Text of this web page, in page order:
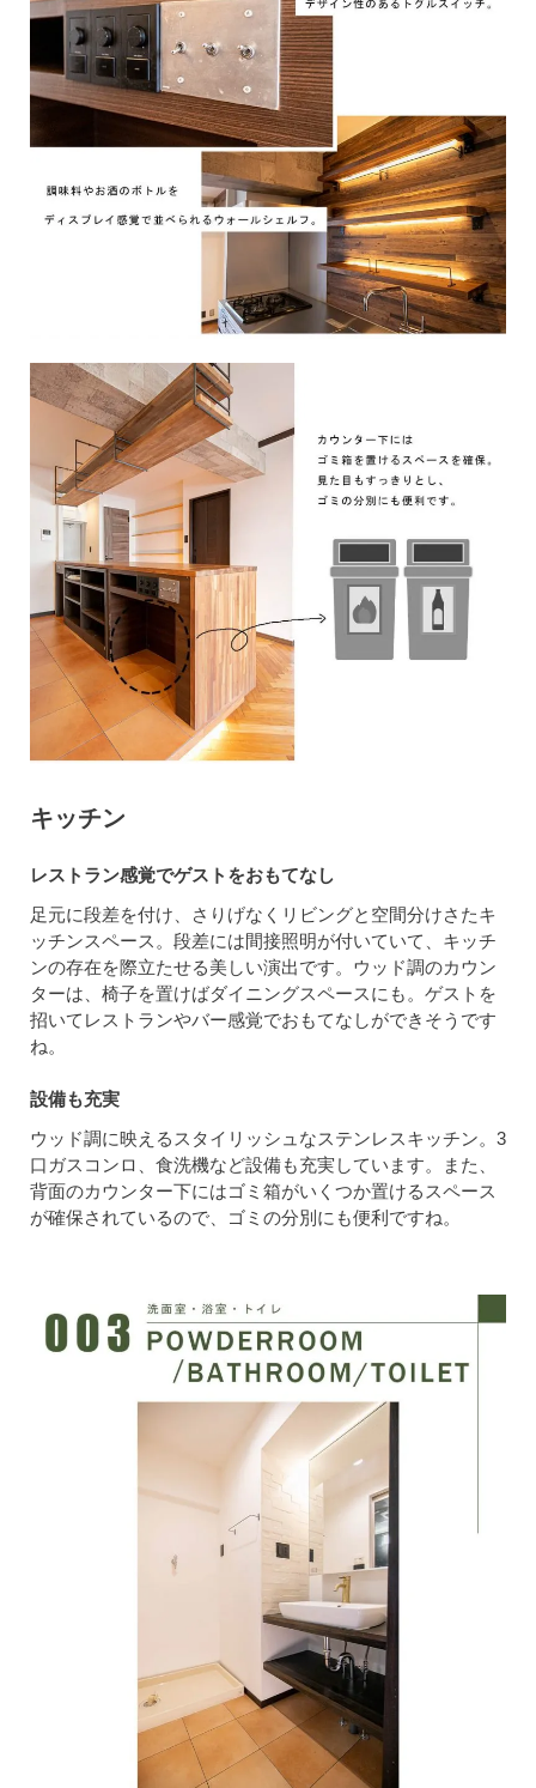
キッチン
レストラン感覚でゲストをおもてなし
足元に段差を付け、さりげなくリビングと空間分けさたキ
ッチンスペース。段差には間接照明が付いていて、キッチ
ンの存在を際立たせる美しい演出です。ウッド調のカウン
ターは、椅子を置けばダイニングスペースにも。ゲストを
招いてレストランやバー感覚でおもてなしができそうです
ね。
設備も充実
ウッド調に映えるスタイリッシュなステンレスキッチン。3
口ガスコンロ、食洗機など設備も充実しています。また、
背面のカウンター下にはゴミ箱がいくつか置けるスペース
が確保されているので、ゴミの分別にも便利ですね。